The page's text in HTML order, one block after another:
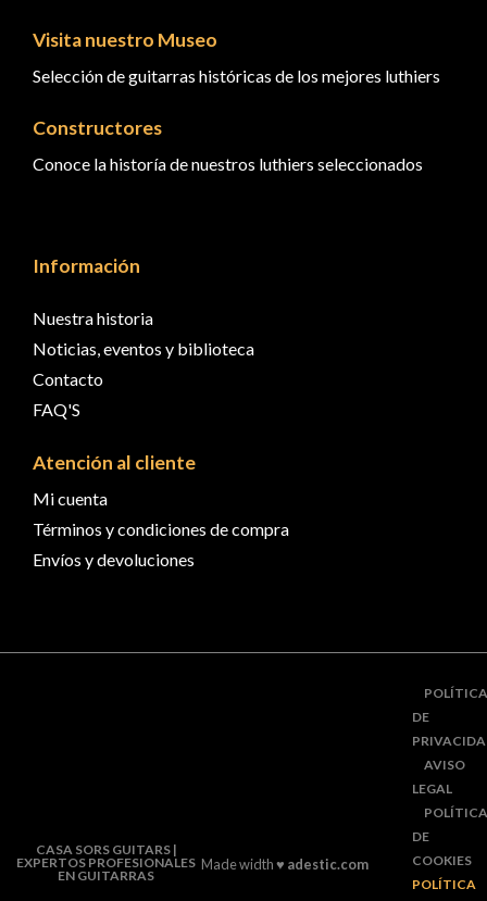
Visita nuestro Museo
Selección de guitarras históricas de los mejores luthiers
Constructores
Conoce la historía de nuestros luthiers seleccionados
Información
Nuestra historia
Noticias, eventos y biblioteca
Contacto
FAQ'S
Atención al cliente
Mi cuenta
Términos y condiciones de compra
Envíos y devoluciones
CASA SORS GUITARS |
EXPERTOS PROFESIONALES
EN GUITARRAS
Made width ♥ adestic.com
DE
AVISO
LEGAL
DE
COOKIES
POLÍTICA